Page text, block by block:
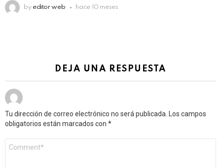
by editor web hace 10 meses
DEJA UNA RESPUESTA
Tu dirección de correo electrónico no será publicada.
Los campos
obligatorios están marcados con *